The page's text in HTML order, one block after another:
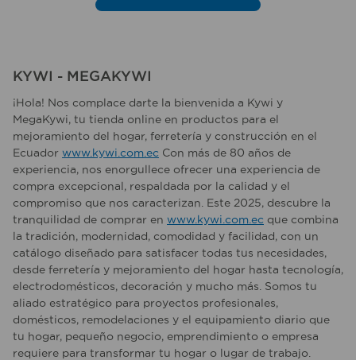
KYWI - MEGAKYWI
¡Hola! Nos complace darte la bienvenida a Kywi y
MegaKywi, tu tienda online en productos para el
mejoramiento del hogar, ferretería y construcción en el
Ecuador www.kywi.com.ec Con más de 80 años de
experiencia, nos enorgullece ofrecer una experiencia de
compra excepcional, respaldada por la calidad y el
compromiso que nos caracterizan. Este 2025, descubre la
tranquilidad de comprar en www.kywi.com.ec que combina
la tradición, modernidad, comodidad y facilidad, con un
catálogo diseñado para satisfacer todas tus necesidades,
desde ferretería y mejoramiento del hogar hasta tecnología,
electrodomésticos, decoración y mucho más. Somos tu
aliado estratégico para proyectos profesionales,
domésticos, remodelaciones y el equipamiento diario que
tu hogar, pequeño negocio, emprendimiento o empresa
requiere para transformar tu hogar o lugar de trabajo.